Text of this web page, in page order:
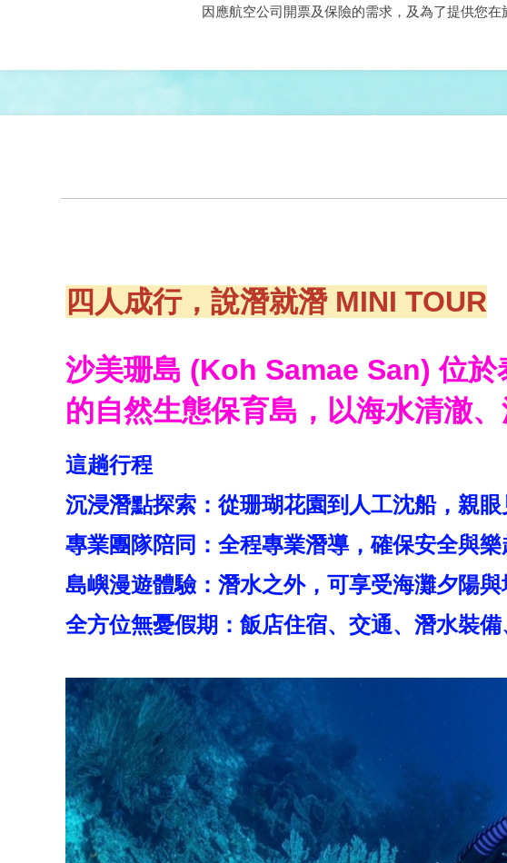
因應航空公司開票及保險的需求，及為了提供您
四人成行，說潛就潛 MINI TOUR
沙美珊島 (Koh Samae San) 位
的自然生態保育島，以海水清澈
這趟行程
沉浸潛點探索：從珊瑚花園到人工沈船，親眼
專業團隊陪同：全程專業潛導，確保安全與樂
島嶼漫遊體驗：潛水之外，可享受海灘夕陽與
全方位無憂假期：飯店住宿、交通、潛水裝